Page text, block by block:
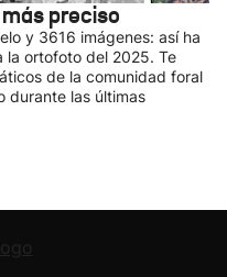
preciso
y 3616 imágenes: así ha
la ortofoto del 2025. Te
de la comunidad foral
durante las últimas